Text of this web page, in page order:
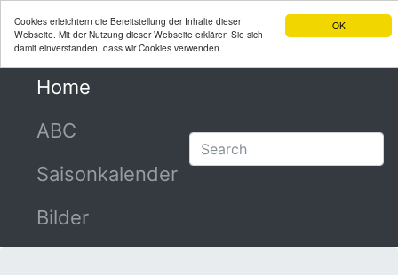
OK
Cookies erleichtern die Bereitstellung der Inhalte dieser
Webseite. Mit der Nutzung dieser Webseite erklären Sie sich
damit einverstanden, dass wir Cookies verwenden.
Home
ABC
Saisonkalender
Bilder